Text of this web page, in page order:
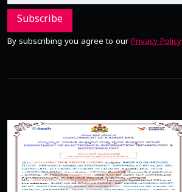
Subscribe
By subscribing you agree to our Privacy Policy